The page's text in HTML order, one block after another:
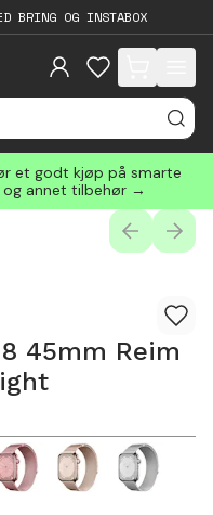
BRING OG INSTABOX
items in cart,
et godt kjøp på smarte
og annet tilbehør →
45mm Reim